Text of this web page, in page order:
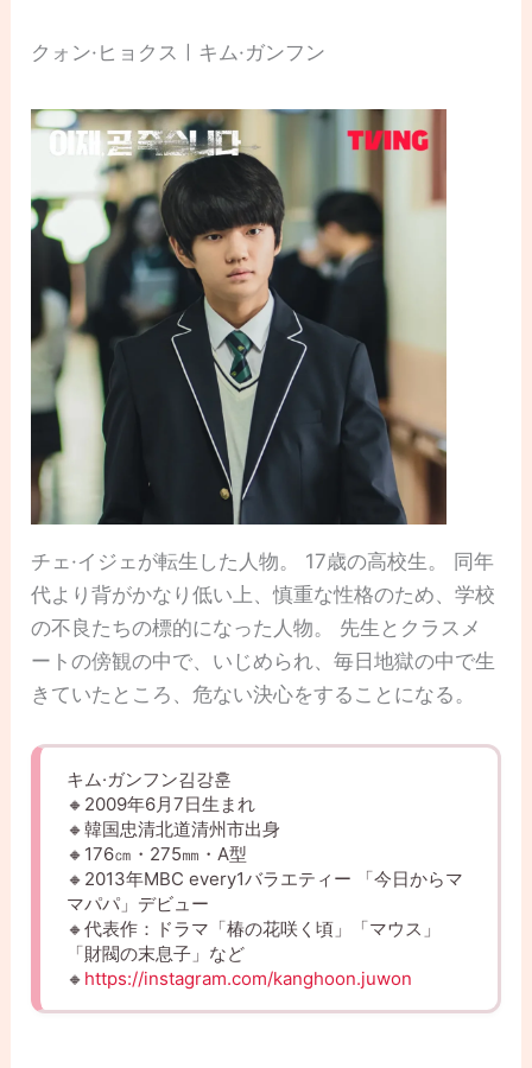
クォン·ヒョクスㅣキム·ガンフン
チェ·イジェが転生した人物。 17歳の高校生。 同年
代より背がかなり低い上、慎重な性格のため、学校
の不良たちの標的になった人物。 先生とクラスメ
ートの傍観の中で、いじめられ、毎日地獄の中で生
きていたところ、危ない決心をすることになる。
キム·ガンフン김강훈
🔸2009年6月7日生まれ
🔸韓国忠清北道清州市出身
🔸176㎝・275㎜・A型
🔸2013年MBC every1バラエティー 「今日からマ
マパパ」デビュー
🔸代表作：ドラマ「椿の花咲く頃」「マウス」
「財閥の末息子」など
🔸 https://instagram.com/kanghoon.juwon